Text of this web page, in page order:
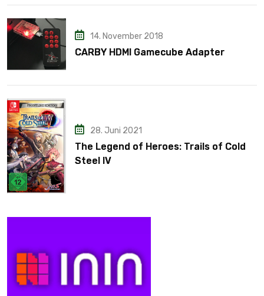
14. November 2018
CARBY HDMI Gamecube Adapter
28. Juni 2021
The Legend of Heroes: Trails of Cold
Steel IV